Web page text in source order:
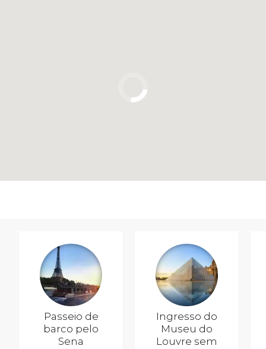
Passeio de
barco pelo
Sena
Ingresso do
Museu do
Louvre sem